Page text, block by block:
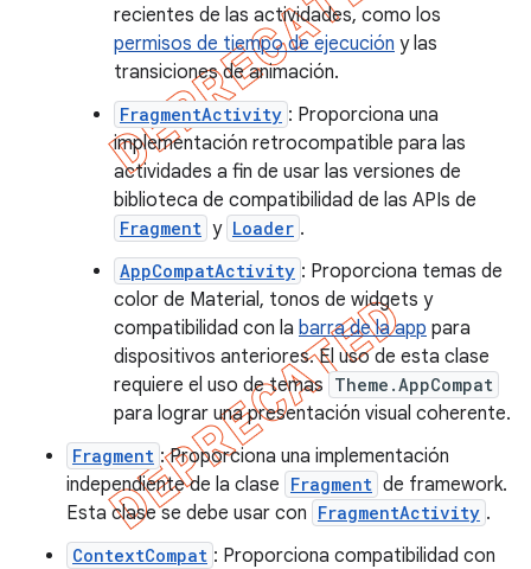
recientes de las actividades, como los
permisos de tiempo de ejecución y las
transiciones de animación.
FragmentActivity : Proporciona una
implementación retrocompatible para las
actividades a fin de usar las versiones de
biblioteca de compatibilidad de las APIs de
Fragment y Loader .
AppCompatActivity : Proporciona temas de
color de Material, tonos de widgets y
compatibilidad con la barra de la app para
dispositivos anteriores. El uso de esta clase
requiere el uso de temas Theme.AppCompat
para lograr una presentación visual coherente.
Fragment : Proporciona una implementación
independiente de la clase Fragment de framework.
Esta clase se debe usar con FragmentActivity .
ContextCompat : Proporciona compatibilidad con